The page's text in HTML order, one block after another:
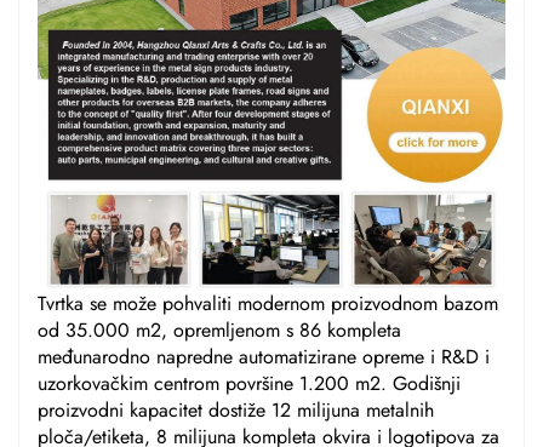
Tvrtka se može pohvaliti modernom proizvodnom bazom
od 35.000 m2, opremljenom s 86 kompleta
međunarodno napredne automatizirane opreme i R&D i
uzorkovačkim centrom površine 1.200 m2. Godišnji
proizvodni kapacitet dostiže 12 milijuna metalnih
ploča/etiketa, 8 milijuna kompleta okvira i logotipova za